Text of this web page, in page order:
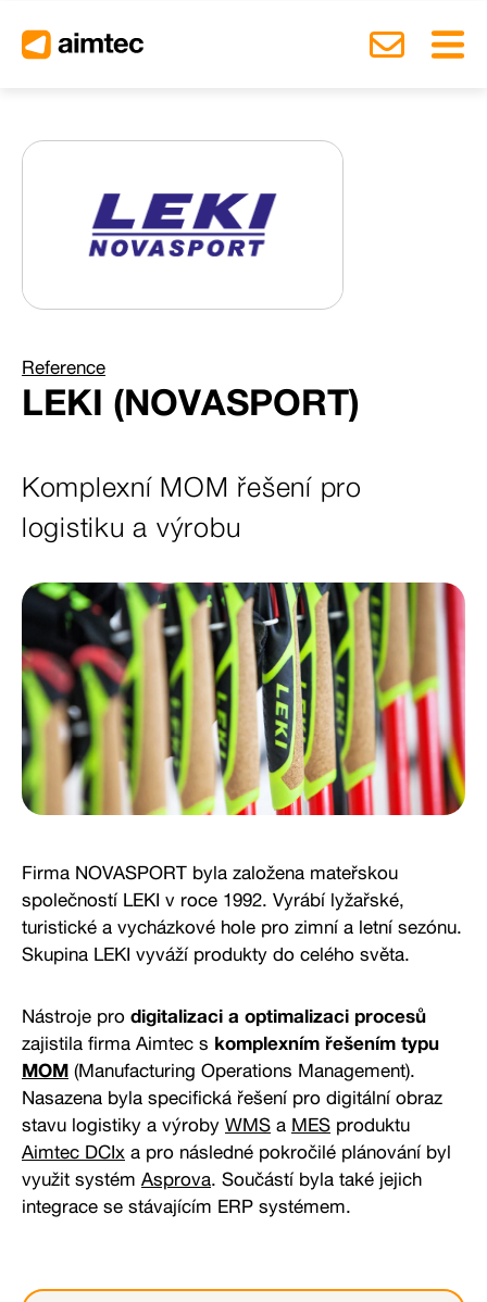
Reference
LEKI (NOVASPORT)
Komplexní MOM řešení pro
logistiku a výrobu
Firma NOVASPORT byla založena mateřskou
společností LEKI v roce 1992. Vyrábí lyžařské,
turistické a vycházkové hole pro zimní a letní sezónu.
Skupina LEKI vyváží produkty do celého světa.
Nástroje pro digitalizaci a optimalizaci procesů
zajistila firma Aimtec s komplexním řešením typu
MOM (Manufacturing Operations Management).
Nasazena byla specifická řešení pro digitální obraz
stavu logistiky a výroby WMS a MES produktu
Aimtec DCIx a pro následné pokročilé plánování byl
využit systém Asprova. Součástí byla také jejich
integrace se stávajícím ERP systémem.